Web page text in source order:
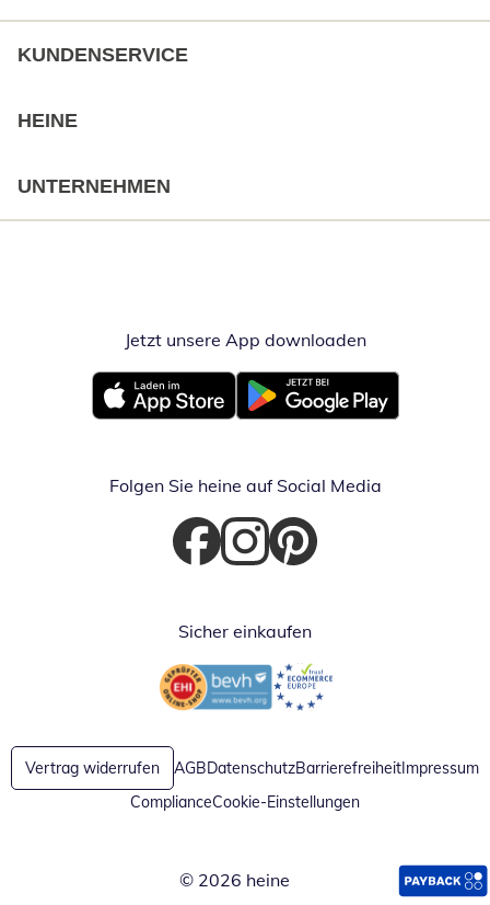
KUNDENSERVICE
HEINE
UNTERNEHMEN
Jetzt unsere App downloadenÖffnet in
Öffnet in neuem FensterÖffnet in neuem Fenster
Folgen Sie heine auf Social Media
Öffnet in neuem Fenster
Öffnet in neuem Fenster
Öffnet in neuem Fenster
Sicher einkaufen
Öffnet in neuem FensterÖffnet in neuem Fenster
Vertrag widerrufen AGBDatenschutzBarrierefreiheitImpressum
ComplianceCookie-Einstellungen
© 2026 heine